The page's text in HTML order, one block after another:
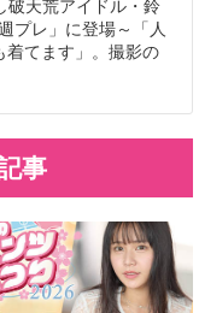
破天荒アイドル・鈴
プレ」に登場～「人
着てます」。撮影の
事